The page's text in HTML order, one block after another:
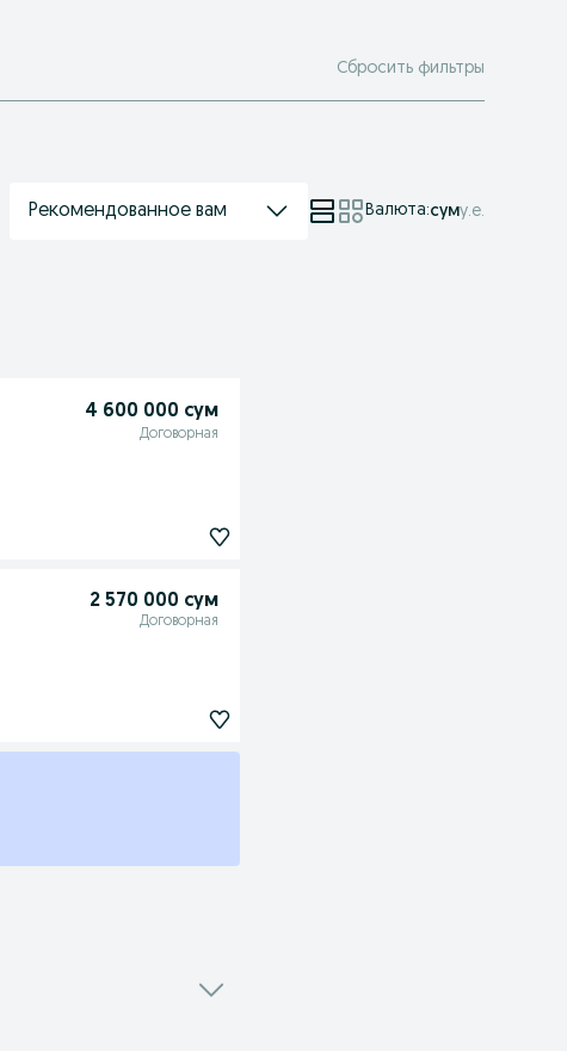
Сбросить фильтры
Рекомендованное вам Валюта:суму.е.
4 600 000 сум
Договорная
2 570 000 сум
Договорная